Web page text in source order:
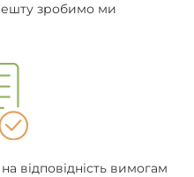
зробимо ми
відповідність вимогам